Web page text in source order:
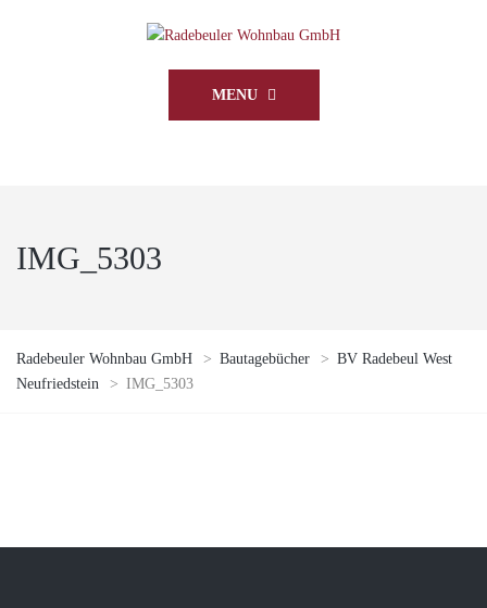
MENU
IMG_5303
Radebeuler Wohnbau GmbH > Bautagebücher > BV Radebeul West
Neufriedstein
> IMG_5303